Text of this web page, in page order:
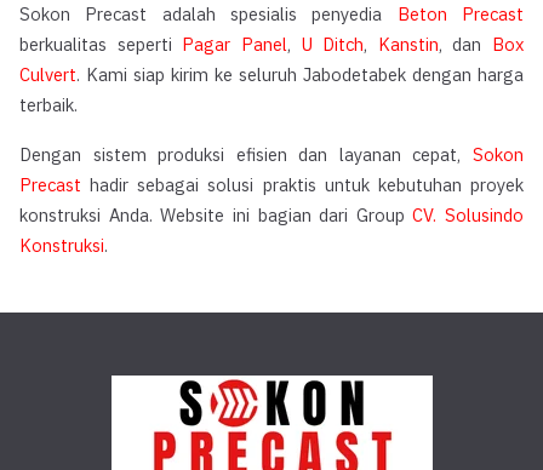
Sokon Precast adalah spesialis penyedia Beton Precast
berkualitas seperti Pagar Panel, U Ditch, Kanstin, dan Box
Culvert. Kami siap kirim ke seluruh Jabodetabek dengan harga
terbaik.
Dengan sistem produksi efisien dan layanan cepat, Sokon
Precast hadir sebagai solusi praktis untuk kebutuhan proyek
konstruksi Anda. Website ini bagian dari GroupCV. Solusindo
Konstruksi.